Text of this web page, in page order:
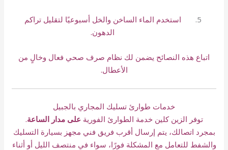
استخدم الماء الساخن والخل أسبوعيًا لتقليل تراكم
الدهون.
اتباع هذه النصائح يضمن لك نظام صرف صحي فعال وخالٍ من
الأعطال.
خدمات طوارئ تسليك المجاري بالجبيل
توفر الزين كلين خدمة الطوارئ الفورية على مدار الساعة.
بمجرد اتصالك، يتم إرسال أقرب فريق فني مجهز بسيارة التسليك
والشفط للتعامل مع المشكلة فورًا، سواء في منتصف الليل أو أثناء